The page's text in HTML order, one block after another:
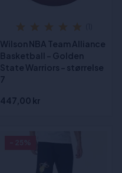
Wilson NBA Team Alliance
Basketball - Golden
State Warriors - størrelse
7
447,00 kr